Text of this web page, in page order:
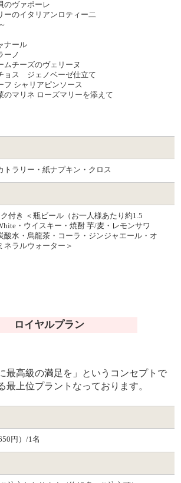
のヴァポーレ
のイタリアンロティー二
ナール
ーノ
チーズのヴェリーヌ
ョス ジェノベーゼ仕⽴て
シャリアピンソース
マリネ ローズマリーを添えて
トラリー・紙ナプキン・クロス
付き ＜瓶ビール（お一人様あたり約1.5
・ウイスキー・焼酎 芋/麦・レモンサワ
酸水・烏龍茶・コーラ・ジンジャエール・オ
ネラルウォーター＞
ロイヤルプラン
最高級の満足を」というコンセプトで
最上位プラントなっております。
円）/1名